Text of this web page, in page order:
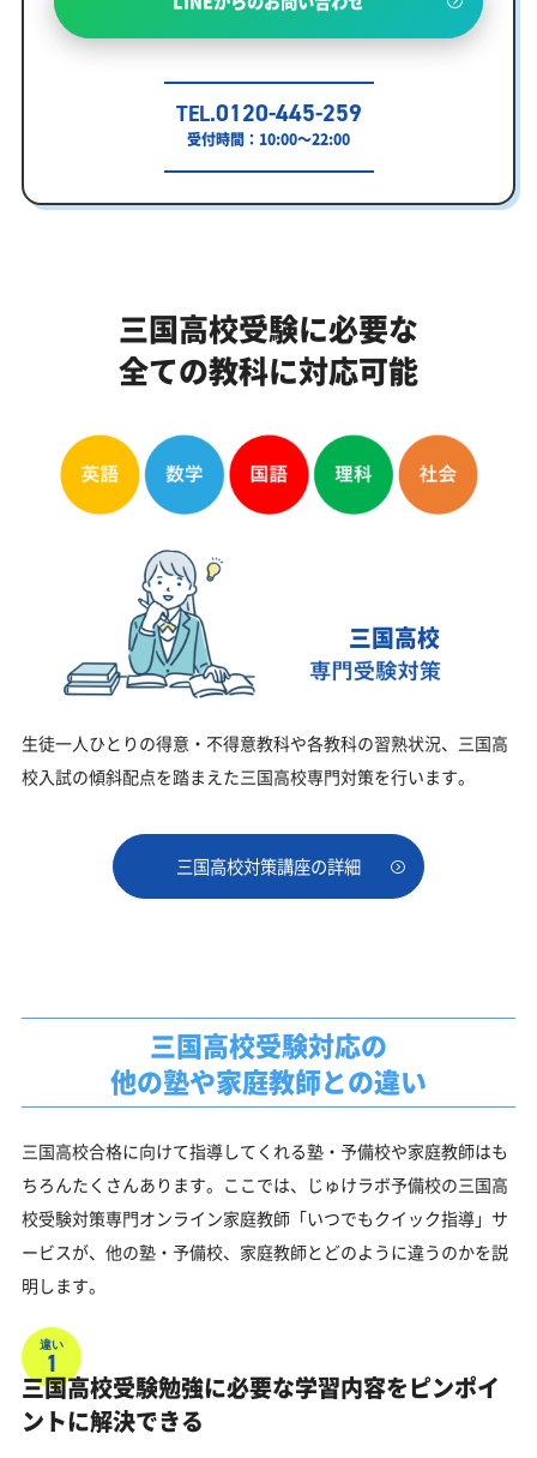
TEL.0120-445-259
受付時間：10:00～22:00
三国高校受験に必要な
全ての教科に対応可能
三国高校
生徒一人ひとりの得意・不得意教科や各教科の習熟状況、三国高
校入試の傾斜配点を踏まえた三国高校専門対策を行います。
三国高校対策講座の詳細
三国高校受験対応の
他の塾や家庭教師との違い
三国高校合格に向けて指導してくれる塾・予備校や家庭教師はも
ちろんたくさんあります。ここでは、じゅけラボ予備校の三国高
校受験対策専門オンライン家庭教師「いつでもクイック指導」サ
ービスが、他の塾・予備校、家庭教師とどのように違うのかを説
明します。
違い
1
三国高校受験勉強に必要な学習内容をピンポイ
ントに解決できる